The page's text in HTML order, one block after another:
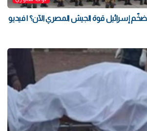
إسرائيل قوة الجيش المصري الآن؟ | فيديو